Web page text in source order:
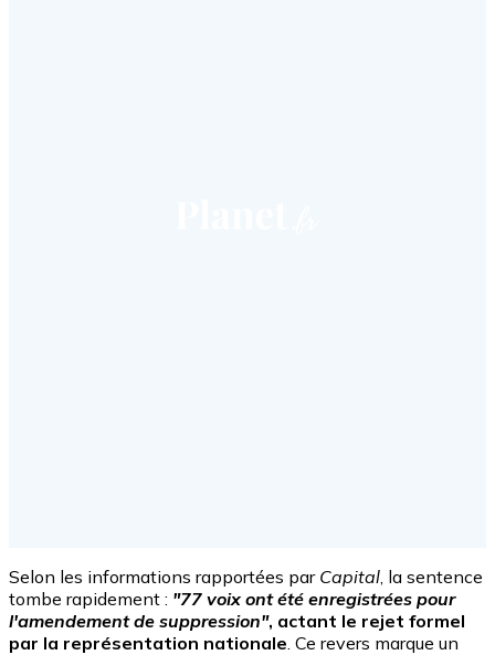
Selon les informations rapportées par Capital , la sentence
tombe rapidement : "77 voix ont été enregistrées pour
l'amendement de suppression", actant le rejet formel
par la représentation nationale . Ce revers marque un